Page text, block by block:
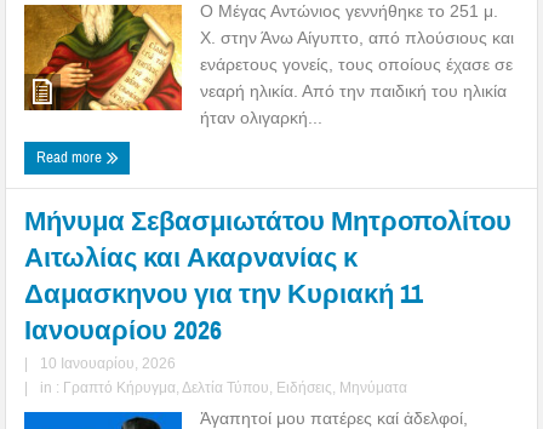
Ο Μέγας Αντώνιος γεννήθηκε το 251 μ.
Χ. στην Άνω Αίγυπτο, από πλούσιους και
ενάρετους γονείς, τους οποίους έχασε σε
νεαρή ηλικία. Από την παιδική του ηλικία
ήταν ολιγαρκή...
Read more
Μήνυμα Σεβασμιωτάτου Μητροπολίτου
Αιτωλίας και Ακαρνανίας κ
Δαμασκηνου για την Κυριακή 11
Ιανουαρίου 2026
|
10 Ιανουαρίου, 2026
|
in : Γραπτό Κήρυγμα Δελτία Τύπου Ειδήσεις Μηνύματα
Ἀγαπητοί μου πατέρες καί ἀδελφοί,